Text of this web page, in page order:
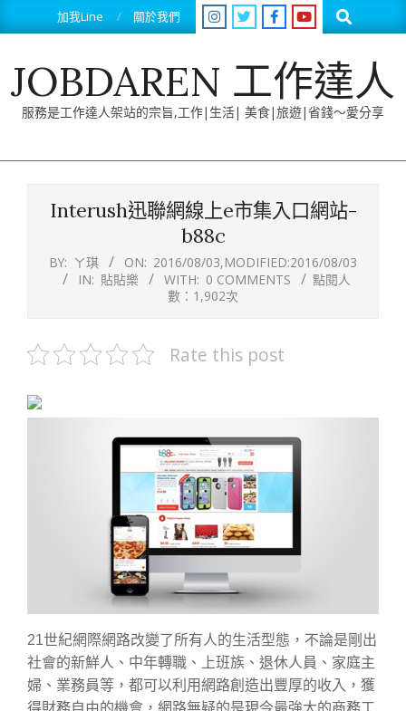
to
加我Line 關於我們 Search
JOBDAREN 工作達人
服務是工作達人架站的宗旨,工作|生活| 美食|旅遊|省錢～愛分享
Interush迅聯網線上e市集入口網站-
b88c
BY: ㄚ琪 ON: 2016/08/03,MODIFIED:2016/08/03
IN: 貼貼樂 WITH: 0 COMMENTS
點閱人
數：1,902次
Rate this post
21世紀網際網路改變了所有人的生活型態，不論是剛出
社會的新鮮人、中年轉職、上班族、退休人員、家庭主
婦、業務員等，都可以利用網路創造出豐厚的收入，獲